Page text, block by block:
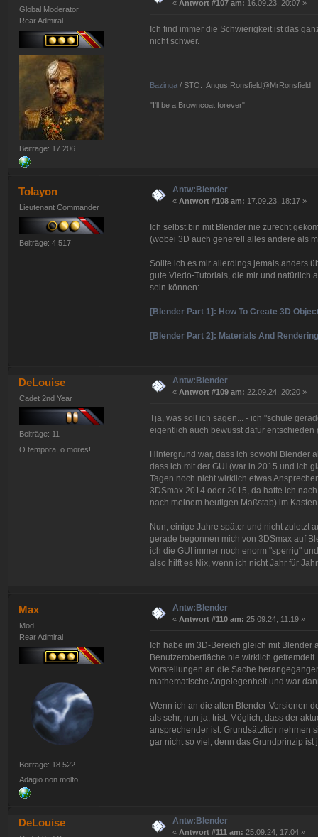
Global Moderator
Rear Admiral
Beiträge: 17.206
« Antwort #107 am: 16.09.23, 20:07 »
Ich find immer die Schwierigkeit ist das
nicht schwer.
Bazinga/ STO: Angus Ronsfield@MrRonsfield
"I'll be a Browncoat forever"
Tolayon
Lieutenant Commander
Beiträge: 4.517
Antw:Blender
« Antwort #108 am: 17.09.23, 18:17 »
Ich selbst bin mit Blender nie zurecht
(wobei 3D auch generell alles andere als
Sollte ich es mir allerdings jemals anders
gute Viedo-Tutorials, die mir und natürlich
sein können:
[Blender Part 1]: How To Create 3D
[Blender Part 2]: Materials And Rendering
DeLouise
Cadet 2nd Year
Beiträge: 11
O tempora, o mores!
Antw:Blender
« Antwort #109 am: 22.09.24, 20:20 »
Tja, was soll ich sagen... - ich "schule
eigentlich auch bewusst dafür entschieden
Hintergrund war, dass ich sowohl Blender
dass ich mit der GUI (war in 2015 und ich
Tagen noch nicht wirklich etwas
3DSmax 2014 oder 2015, da hatte ich
nach meinem heutigen Maßstab) im
Nun, einige Jahre später und nicht zuletzt
gerade begonnen mich von 3DSmax auf
ich die GUI immer noch enorm "sperrig"
also hilft es Nix, wenn ich nicht Jahr für
Max
Mod
Rear Admiral
Beiträge: 18.522
Adagio non molto
Antw:Blender
« Antwort #110 am: 25.09.24, 11:19 »
Ich habe im 3D-Bereich gleich mit
Benutzeroberfläche nie wirklich
Vorstellungen an die Sache
mathematische Angelegenheit und war
Wenn ich an die alten Blender-Versionen
als sehr, nun ja, trist. Möglich, dass der
ansprechender ist. Grundsätzlich nehmen
gar nicht so viel, denn das Grundprinzip
DeLouise Antw:Blender
« Antwort #111 am: 25.09.24, 17:04 »